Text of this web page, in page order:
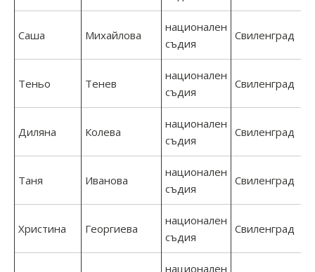
Саша Михайлова
национален
съдия
Свиленград
Теньо Тенев
национален
съдия
Свиленград
Диляна Колева
национален
съдия
Свиленград
Таня Иванова
национален
съдия
Свиленград
Христина Георгиева
национален
съдия
Свиленград
национален